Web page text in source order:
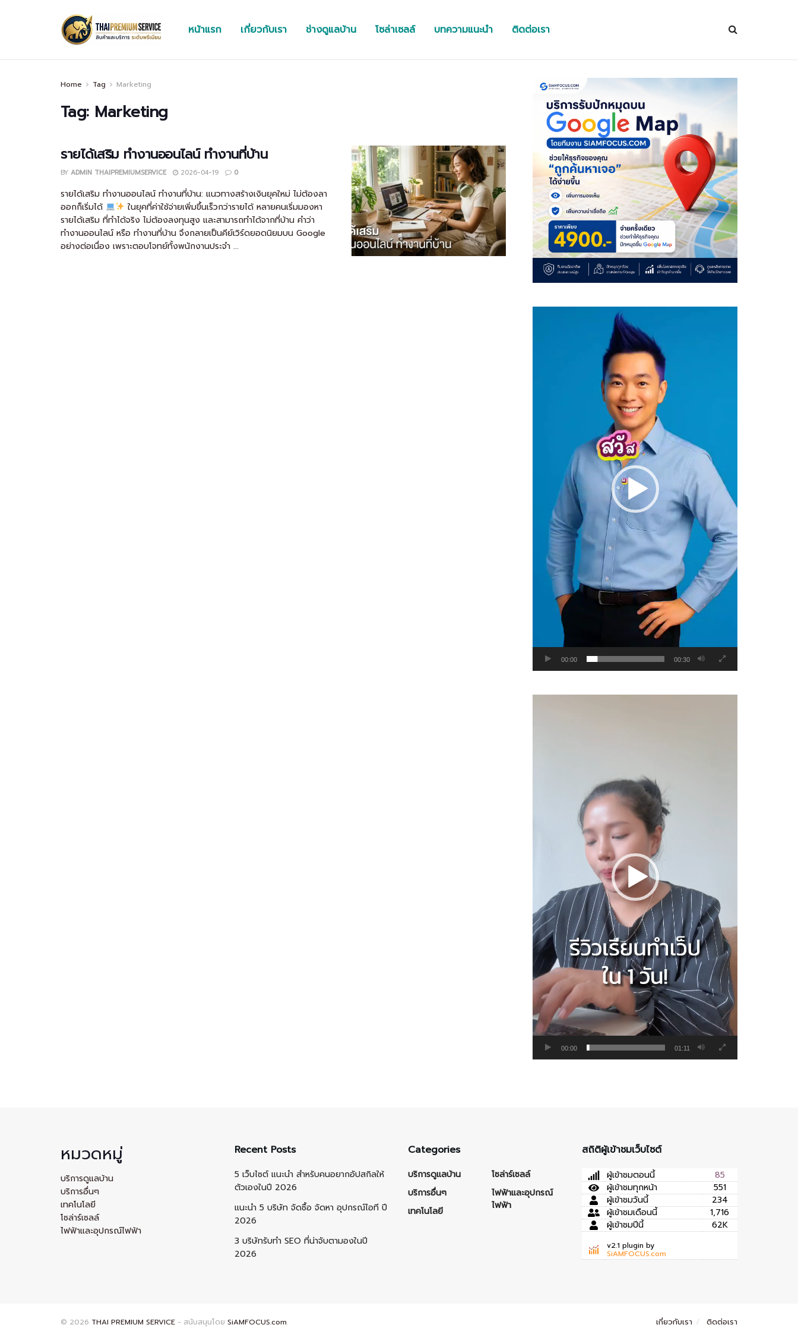
หน้าแรก เกี่ยวกับเรา ช่างดูแลบ้าน โซล่าเซลล์ บทความแนะนำ ติดต่อเรา
Home Tag Marketing
Tag: Marketing
รายได้เสริม ทำงานออนไลน์ ทำงานที่บ้าน
BY ADMIN THAIPREMIUMSERVICE 2026-04-19 0
รายได้เสริม ทำงานออนไลน์ ทำงานที่บ้าน: แนวทางสร้างเงินยุคใหม่ ไม่ต้องลา
ออกก็เริ่มได้
ในยุคที่ค่าใช้จ่ายเพิ่มขึ้นเร็วกว่ารายได้ หลายคนเริ่มมองหา
รายได้เสริม ที่ทำได้จริง ไม่ต้องลงทุนสูง และสามารถทำได้จากที่บ้าน คำว่า
ทำงานออนไลน์ หรือ ทำงานที่บ้าน จึงกลายเป็นคีย์เวิร์ดยอดนิยมบน Google
อย่างต่อเนื่อง เพราะตอบโจทย์ทั้งพนักงานประจำ ...
00:00 00:30
00:00 01:11
หมวดหมู่
บริการดูแลบ้าน
บริการอื่นๆ
เทคโนโลยี
โซล่าร์เซลล์
ไฟฟ้าและอุปกรณ์ไฟฟ้า
Recent Posts
5 เว็บไซต์ แนะนำ สำหรับคนอยากอัปสกิลให้
ตัวเองในปี 2026
แนะนำ 5 บริษัท จัดซื้อ จัดหา อุปกรณ์ไอที ปี
2026
3 บริษัทรับทำ SEO ที่น่าจับตามองในปี
2026
Categories
บริการดูแลบ้าน
บริการอื่นๆ
เทคโนโลยี
โซล่าร์เซลล์
ไฟฟ้าและอุปกรณ์
ไฟฟ้า
สถิติผู้เข้าชมเว็บไซต์
ผู้เข้าชมตอนนี้
85
ผู้เข้าชมทุกหน้า
551
ผู้เข้าชมวันนี้
234
ผู้เข้าชมเดือนนี้
1,716
ผู้เข้าชมปีนี้
62K
v2.1 plugin by
SiAMFOCUS.com
เกี่ยวกับเรา ติดต่อเรา
© 2026 THAI PREMIUM SERVICE - สนับสนุนโดย SiAMFOCUS.com.